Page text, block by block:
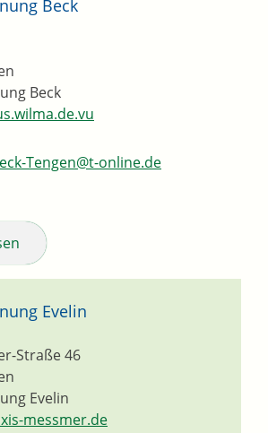
Beck
Beck
Tengen@t-online.de
Evelin
Evelin
Straße 46
messmer.de